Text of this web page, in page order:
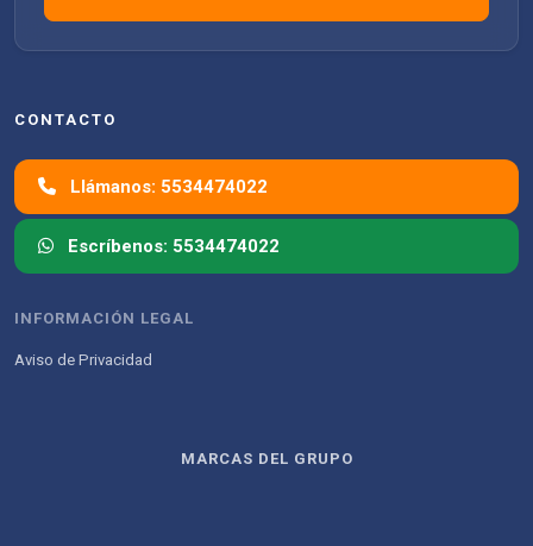
CONTACTO
Llámanos: 5534474022
Escríbenos: 5534474022
INFORMACIÓN LEGAL
Aviso de Privacidad
MARCAS DEL GRUPO